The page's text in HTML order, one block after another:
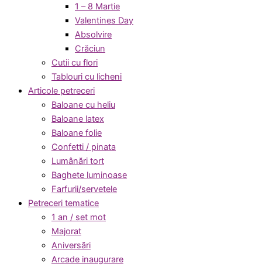
1 – 8 Martie
Valentines Day
Absolvire
Crăciun
Cutii cu flori
Tablouri cu licheni
Articole petreceri
Baloane cu heliu
Baloane latex
Baloane folie
Confetti / pinata
Lumânări tort
Baghete luminoase
Farfurii/servetele
Petreceri tematice
1 an / set mot
Majorat
Aniversări
Arcade inaugurare